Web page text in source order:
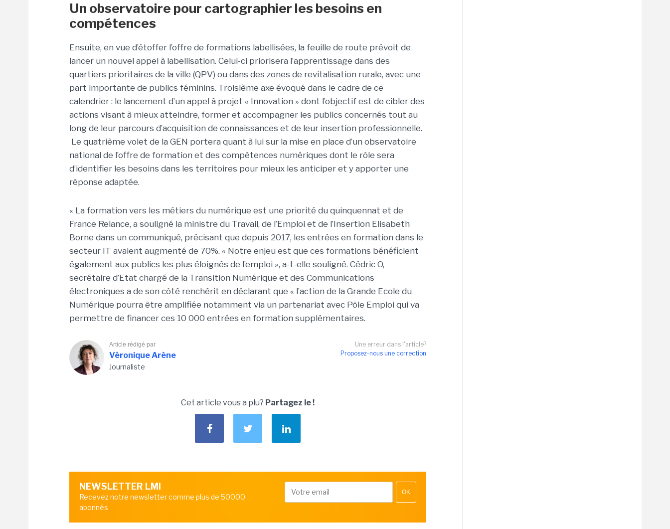
Un observatoire pour cartographier les besoins en
compétences
Ensuite, en vue d’étoffer l’offre de formations labellisées, la feuille de route prévoit de
lancer un nouvel appel à labellisation. Celui-ci priorisera l’apprentissage dans des
quartiers prioritaires de la ville (QPV) ou dans des zones de revitalisation rurale, avec une
part importante de publics féminins. Troisième axe évoqué dans le cadre de ce
calendrier : le lancement d’un appel à projet « Innovation » dont l’objectif est de cibler des
actions visant à mieux atteindre, former et accompagner les publics concernés tout au
long de leur parcours d’acquisition de connaissances et de leur insertion professionnelle.
Le quatrième volet de la GEN portera quant à lui sur la mise en place d’un observatoire
national de l’offre de formation et des compétences numériques dont le rôle sera
d’identifier les besoins dans les territoires pour mieux les anticiper et y apporter une
réponse adaptée.
« La formation vers les métiers du numérique est une priorité du quinquennat et de
France Relance, a souligné la ministre du Travail, de l’Emploi et de l’Insertion Elisabeth
Borne dans un communiqué, précisant que depuis 2017, les entrées en formation dans le
secteur IT avaient augmenté de 70%. « Notre enjeu est que ces formations bénéficient
également aux publics les plus éloignés de l’emploi », a-t-elle souligné. Cédric O,
secrétaire d’Etat chargé de la Transition Numérique et des Communications
électroniques a de son côté renchérit en déclarant que « l’action de la Grande Ecole du
Numérique pourra être amplifiée notamment via un partenariat avec Pôle Emploi qui va
permettre de financer ces 10 000 entrées en formation supplémentaires.
Une erreur dans l'article?
Proposez-nous une correction
Article rédigé par
Véronique Arène
Journaliste
Cet article vous a plu? Partagez le !
NEWSLETTER LMI
Recevez notre newsletter comme plus de 50000
abonnés
OK